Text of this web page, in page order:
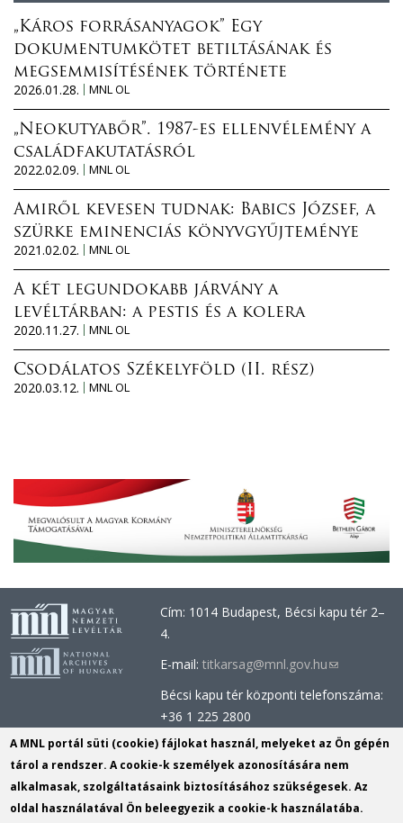
„Káros forrásanyagok” Egy
dokumentumkötet betiltásának és
megsemmisítésének története
2026.01.28.
MNL OL
„Neokutyabőr”. 1987-es ellenvélemény a
családfakutatásról
2022.02.09.
MNL OL
Amiről kevesen tudnak: Babics József, a
szürke eminenciás könyvgyűjteménye
2021.02.02.
MNL OL
A két legundokabb járvány a
levéltárban: a pestis és a kolera
2020.11.27.
MNL OL
Csodálatos Székelyföld (II. rész)
2020.03.12.
MNL OL
Cím: 1014 Budapest, Bécsi kapu tér 2–
4.
E-mail:titkarsag@mnl.gov.hu(link
sends
mail)
Bécsi kapu tér központi telefonszáma:
+36 1 225 2800
Óbudai épület központi telefonszáma:
+36 1 437 0660
Információs Iroda (Kutatószolgálat):
info@mnl.gov.hu(link
A MNL portál süti (cookie) fájlokat használ, melyeket az Ön gépén
tárol a rendszer. A cookie-k személyek azonosítására nem
alkalmasak, szolgáltatásaink biztosításához szükségesek. Az
oldal használatával Ön beleegyezik a cookie-k használatába.